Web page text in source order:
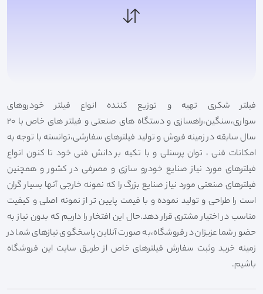
فیلتر شکری تهیه و توزیع کننده انواع فیلتر خودروهای
سواری،سنگین،راهسازی و دستگاه های صنعتی و فیلتر های خاص با 20
سال سابقه در زمینه فروش و تولید فیلترهای سفارشی،توانسته با توجه به
امکانات فنی ، توان پرسنلی و با تکیه بر دانش فنی خود تا کنون انواع
فیلترهای مورد نیاز صنایع خودرو سازی و مصرفی در کشور و همچنین
فیلترهای صنعتی مورد نیاز صنایع بزرگ را که نمونه خارجی آنها بسیار گران
است را طراحی و تولید نموده و با قیمت پایین تر از نمونه اصلی و کیفیت
مناسب در اختیار مشتری قرار دهد.حال این افتخار را داریم که بدون نیاز به
حضور شما عزیزان در فروشگاه،به صورت آنلاین پاسخگوی نیازهای شما در
زمینه خرید وثبت سفارش فیلترهای خاص از طریق سایت این فروشگاه
باشیم.